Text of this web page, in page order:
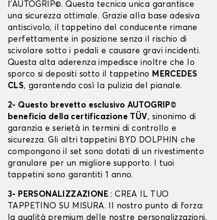
l’AUTOGRIP©. Questa tecnica unica garantisce
una sicurezza ottimale. Grazie alla base adesiva
antiscivolo, il tappetino del conducente rimane
perfettamente in posizione senza il rischio di
scivolare sotto i pedali e causare gravi incidenti.
Questa alta aderenza impedisce inoltre che lo
sporco si depositi sotto il tappetino MERCEDES
CLS, garantendo così la pulizia del pianale.
2- Questo brevetto esclusivo AUTOGRIP©
beneficia della certificazione TÜV, sinonimo di
garanzia e serietà in termini di controllo e
sicurezza. Gli altri tappetini BYD DOLPHIN che
compongono il set sono dotati di un rivestimento
granulare per un migliore supporto. I tuoi
tappetini sono garantiti 1 anno.
3- PERSONALIZZAZIONE: CREA IL TUO
TAPPETINO SU MISURA. Il nostro punto di forza:
la qualità premium delle nostre personalizzazioni.